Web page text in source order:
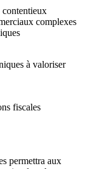
contentieux
complexes
à valoriser
fiscales
permettra aux